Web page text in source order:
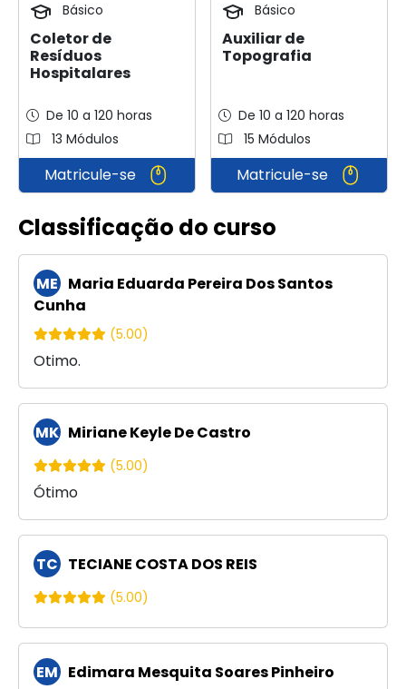
Básico
Coletor de
Resíduos
Hospitalares
De 10 a 120 horas
13 Módulos
Matricule-se
Básico
Auxiliar de
Topografia
De 10 a 120 horas
15 Módulos
Matricule-se
Classificação do curso
ME Maria Eduarda Pereira Dos Santos
Cunha
(5.00)
Otimo.
MK Miriane Keyle De Castro
(5.00)
Ótimo
TC TECIANE COSTA DOS REIS
(5.00)
EM Edimara Mesquita Soares Pinheiro